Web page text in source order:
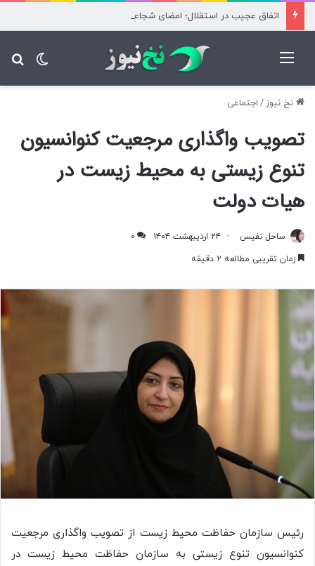
نخ نیوز / اجتماعی
تصویب واگذاری مرجعیت کنوانسیون
تنوع زیستی به محیط زیست در
هیات دولت
ساحل نفیس ۲۴ اردیبهشت ۱۴۰۴
۰
زمان تقریبی مطالعه ۲ دقیقه
رئیس سازمان حفاظت محیط زیست از تصویب واگذاری مرجعیت
کنوانسیون تنوع زیستی به سازمان حفاظت محیط زیست در